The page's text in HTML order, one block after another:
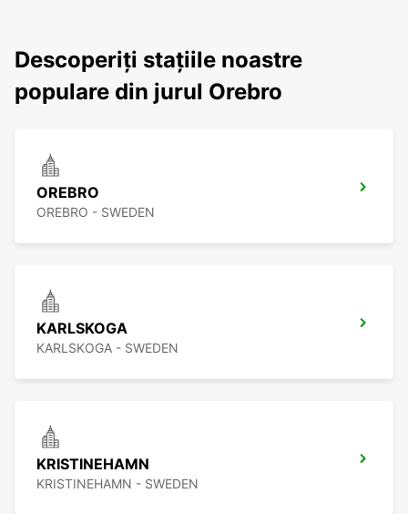
Descoperiți stațiile noastre
populare din jurul Orebro
OREBRO
OREBRO - SWEDEN
KARLSKOGA
KARLSKOGA - SWEDEN
KRISTINEHAMN
KRISTINEHAMN - SWEDEN